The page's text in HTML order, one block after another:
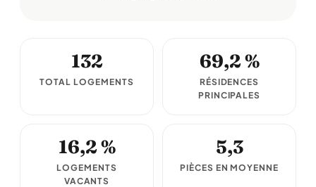
132
TOTAL LOGEMENTS
69,2 %
RÉSIDENCES
PRINCIPALES
16,2 %
LOGEMENTS
VACANTS
5,3
PIÈCES EN MOYENNE